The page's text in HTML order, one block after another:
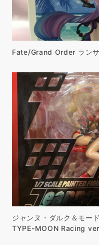
Fate/Grand Order ラン
ジャンヌ・ダルク＆モー
TYPE-MOON Racing ver